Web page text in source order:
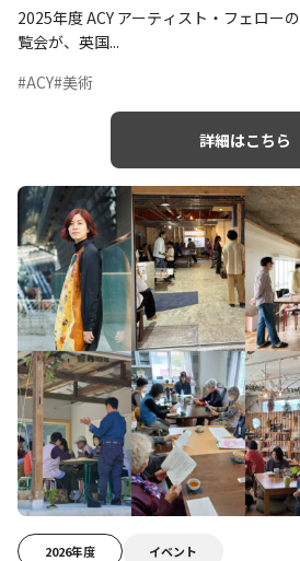
2025年度 ACY アーティスト・フェロー
覧会が、英国...
#ACY#美術
詳細はこちら
2026年度 イベント